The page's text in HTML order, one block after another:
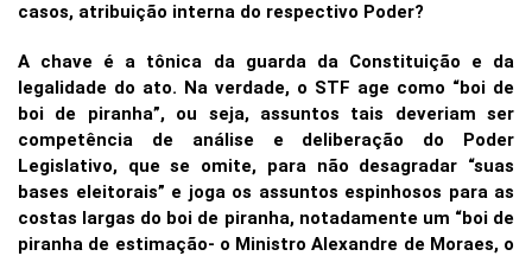
casos, atribuição interna do respectivo Poder?
A chave é a tônica da guarda da Constituição e da
legalidade do ato. Na verdade, o STF age como “boi de
boi de piranha”, ou seja, assuntos tais deveriam ser
competência de análise e deliberação do Poder
Legislativo, que se omite, para não desagradar “suas
bases eleitorais” e joga os assuntos espinhosos para as
costas largas do boi de piranha, notadamente um “boi de
piranha de estimação- o Ministro Alexandre de Moraes, o